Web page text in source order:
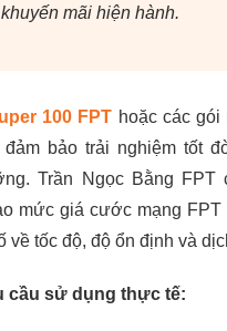
mãi hiện hành.
100 FPT hoặc các gói
đảm bảo trải nghiệm tốt
Trần Ngọc Bằng FPT
mức giá cước mạng FPT
về tốc độ, độ ổn định và
cầu sử dụng thực tế: